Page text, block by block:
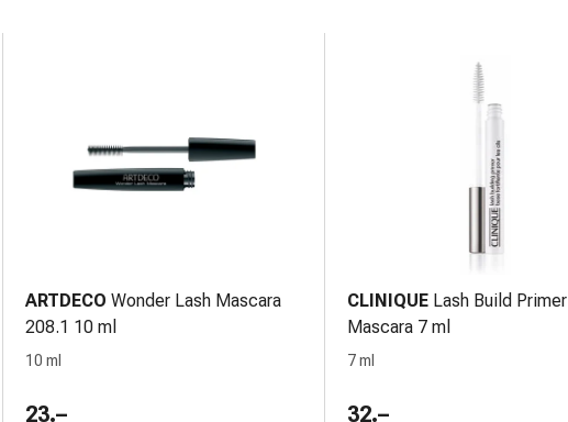
ARTDECO Wonder Lash Mascara
208.1 10 ml
10 ml
23.–
CLINIQUE Lash Build Primer
Mascara 7 ml
7 ml
32.–